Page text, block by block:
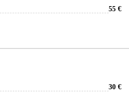
55 €
30 €